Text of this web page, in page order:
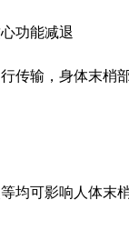
功能减退
输，身体末梢部
可影响人体末